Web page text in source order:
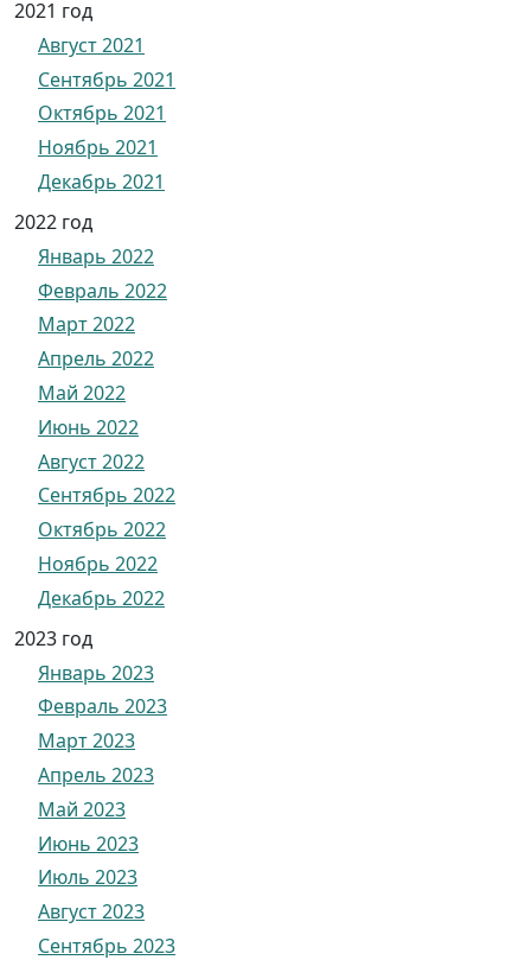
2021 год
Август 2021
Сентябрь 2021
Октябрь 2021
Ноябрь 2021
Декабрь 2021
2022 год
Январь 2022
Февраль 2022
Март 2022
Апрель 2022
Май 2022
Июнь 2022
Август 2022
Сентябрь 2022
Октябрь 2022
Ноябрь 2022
Декабрь 2022
2023 год
Январь 2023
Февраль 2023
Март 2023
Апрель 2023
Май 2023
Июнь 2023
Июль 2023
Август 2023
Сентябрь 2023